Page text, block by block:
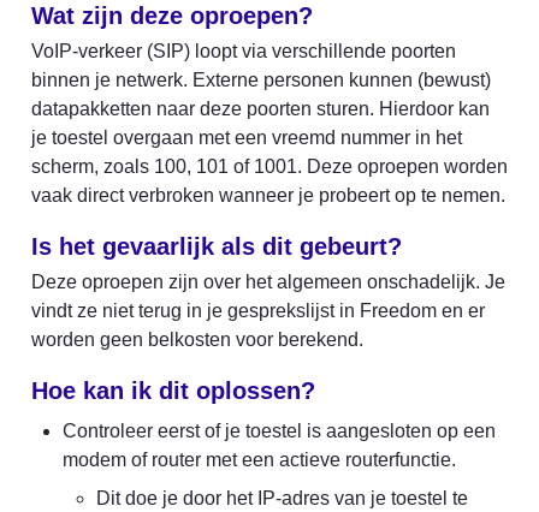
Wat zijn deze oproepen?
VoIP-verkeer (SIP) loopt via verschillende poorten
binnen je netwerk. Externe personen kunnen (bewust)
datapakketten naar deze poorten sturen. Hierdoor kan
je toestel overgaan met een vreemd nummer in het
scherm, zoals 100, 101 of 1001. Deze oproepen worden
vaak direct verbroken wanneer je probeert op te nemen.
Is het gevaarlijk als dit gebeurt?
Deze oproepen zijn over het algemeen onschadelijk. Je
vindt ze niet terug in je gesprekslijst in Freedom en er
worden geen belkosten voor berekend.
Hoe kan ik dit oplossen?
Controleer eerst of je toestel is aangesloten op een
modem of router met een actieve routerfunctie.
Dit doe je door het IP-adres van je toestel te